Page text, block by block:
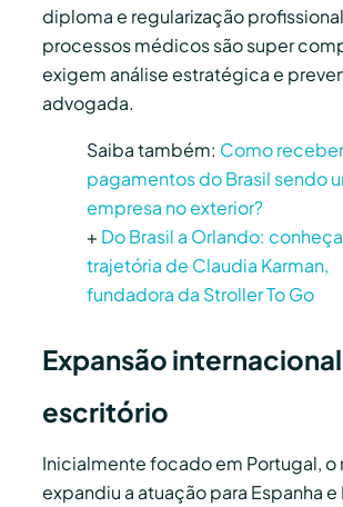
diploma e regularização
processos médicos são super
exigem análise estratégica e
advogada.
Saiba também: Como receber
pagamentos do Brasil sendo
empresa no exterior?
+ Do Brasil a Orlando:
trajetória de Claudia Karman,
fundadora da Stroller To Go
Expansão
escritório
Inicialmente focado em Portugal,
expandiu a atuação para Espanha